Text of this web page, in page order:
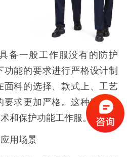
备一般工作服没有的防护
能的要求进行严格设计制
面料的选择、款式上、工艺
要求更加严格。这种服装包
和保护功能工作服。
用场景